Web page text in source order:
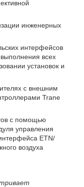
инженерных
интерфейсов
всех
установок и
с внешним
Trane
с помощью
управления
ETN/
воздуха